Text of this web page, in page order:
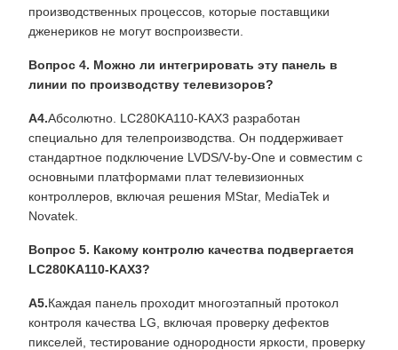
производственных процессов, которые поставщики
дженериков не могут воспроизвести.
Вопрос 4. Можно ли интегрировать эту панель в
линии по производству телевизоров?
А4.Абсолютно. LC280KA110-KAX3 разработан
специально для телепроизводства. Он поддерживает
стандартное подключение LVDS/V-by-One и совместим с
основными платформами плат телевизионных
контроллеров, включая решения MStar, MediaTek и
Novatek.
Вопрос 5. Какому контролю качества подвергается
LC280KA110-KAX3?
А5.Каждая панель проходит многоэтапный протокол
контроля качества LG, включая проверку дефектов
пикселей, тестирование однородности яркости, проверку